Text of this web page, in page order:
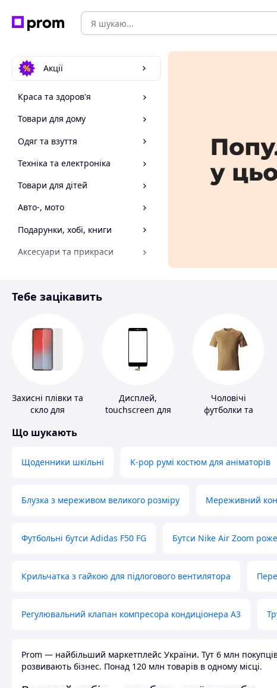
Акції
Краса та здоров'я
Товари для дому
Одяг та взуття
Техніка та електроніка
Товари для дітей
Авто-, мото
Подарунки, хобі, книги
Аксесуари та прикраси
Спорт і відпочинок
Тебе зацікавить
Захисні плівки та
скло для
пристроїв
Дисплей,
touchscreen для
Чоловічі
футболки та
Що шукають
Щоденники шкільні K-pop румі костюм для аніматорів
Блузка з мереживом великого розміру Мереживний
Футбольні бутси Adidas F50 FG Бутси Nike Air Zoom
Крильчатка з гайкою для підлогового вентилятора
Регулювальний клапан компресора кондиціонера А3
Prom — найбільший маркетплейс України. Тут 6 млн
розвивають бізнес. Понад 120 млн товарів в одному місці.